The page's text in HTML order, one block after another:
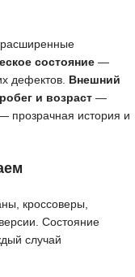
состояние —
дефектов. Внешний
и возраст —
прозрачная история и
кроссоверы,
Состояние
случай